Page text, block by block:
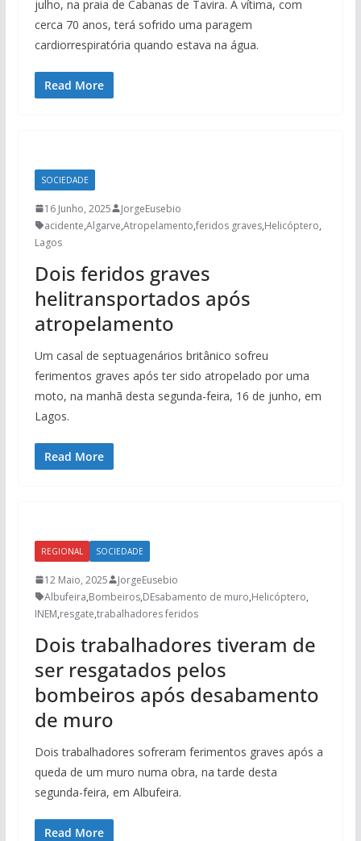
julho, na praia de Cabanas de Tavira. A vítima, com
cerca 70 anos, terá sofrido uma paragem
cardiorrespiratória quando estava na água.
Read More
SOCIEDADE
16 Junho, 2025
JorgeEusebio
acidente,Algarve,Atropelamento,feridos graves,Helicóptero,
Lagos
Dois feridos graves
helitransportados após
atropelamento
Um casal de septuagenários britânico sofreu
ferimentos graves após ter sido atropelado por uma
moto, na manhã desta segunda-feira, 16 de junho, em
Lagos.
Read More
REGIONAL SOCIEDADE
12 Maio, 2025
JorgeEusebio
Albufeira,Bombeiros,DEsabamento de muro,Helicóptero,
INEM,resgate,trabalhadores feridos
Dois trabalhadores tiveram de
ser resgatados pelos
bombeiros após desabamento
de muro
Dois trabalhadores sofreram ferimentos graves após a
queda de um muro numa obra, na tarde desta
segunda-feira, em Albufeira.
Read More